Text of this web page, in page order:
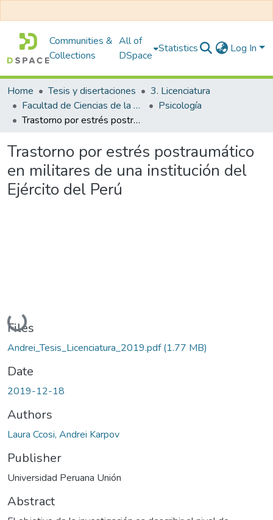
Communities &
Collections
All of
DSpace
Statistics Log In
Home Tesis y disertaciones
3. Licenciatura
Facultad de Ciencias de la Salud
Psicología
Trastorno por estrés postraumático en militares de una institución del Ejército del Perú
Trastorno por estrés postraumático
en militares de una institución del
Ejército del Perú
Loading...
Files
Andrei_Tesis_Licenciatura_2019.pdf(1.77 MB)
Date
2019-12-18
Authors
Laura Ccosi, Andrei Karpov
Publisher
Universidad Peruana Unión
Abstract